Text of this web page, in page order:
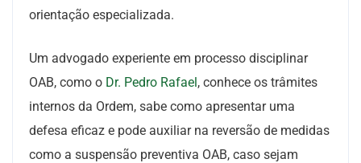
orientação especializada.
Um advogado experiente em processo disciplinar
OAB, como o Dr. Pedro Rafael, conhece os trâmites
internos da Ordem, sabe como apresentar uma
defesa eficaz e pode auxiliar na reversão de medidas
como a suspensão preventiva OAB, caso sejam